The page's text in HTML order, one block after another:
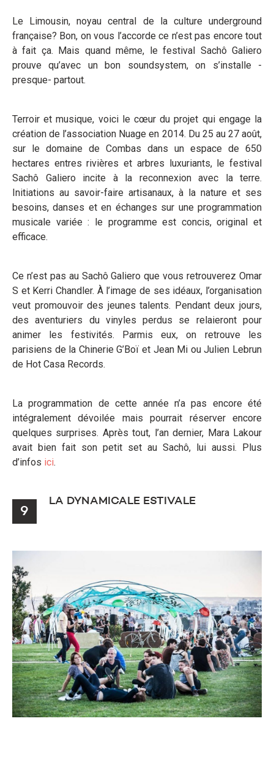
Le Limousin, noyau central de la culture underground
française? Bon, on vous l’accorde ce n’est pas encore tout
à fait ça. Mais quand même, le festival Sachô Galiero
prouve qu’avec un bon soundsystem, on s’installe -
presque- partout.
Terroir et musique, voici le cœur du projet qui engage la
création de l’association Nuage en 2014. Du 25 au 27 août,
sur le domaine de Combas dans un espace de 650
hectares entres rivières et arbres luxuriants, le festival
Sachô Galiero incite à la reconnexion avec la terre.
Initiations au savoir-faire artisanaux, à la nature et ses
besoins, danses et en échanges sur une programmation
musicale variée : le programme est concis, original et
efficace.
Ce n’est pas au Sachô Galiero que vous retrouverez Omar
S et Kerri Chandler. À l’image de ses idéaux, l’organisation
veut promouvoir des jeunes talents. Pendant deux jours,
des aventuriers du vinyles perdus se relaieront pour
animer les festivités. Parmis eux, on retrouve les
parisiens de la Chinerie G’Boï et Jean Mi ou Julien Lebrun
de Hot Casa Records.
La programmation de cette année n’a pas encore été
intégralement dévoilée mais pourrait réserver encore
quelques surprises. Après tout, l’an dernier, Mara Lakour
avait bien fait son petit set au Sachô, lui aussi. Plus
d’infos ici.
9
LA DYNAMICALE ESTIVALE